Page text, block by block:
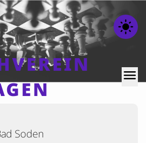
light_mode
menu
Soden